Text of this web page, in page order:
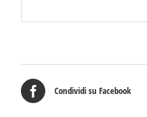
Condividi su Facebook